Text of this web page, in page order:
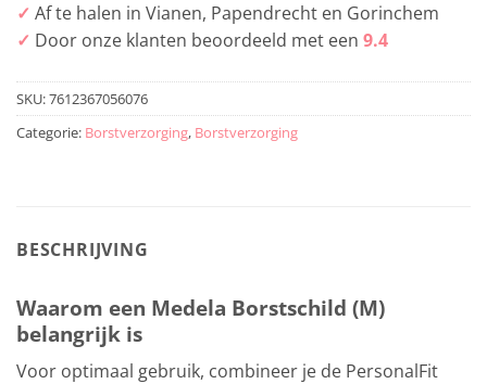
✓ Af te halen in Vianen, Papendrecht en Gorinchem
✓ Door onze klanten beoordeeld met een 9.4
SKU:7612367056076
Categorie: Borstverzorging, Borstverzorging
BESCHRIJVING
Waarom een Medela Borstschild (M)
belangrijk is
Voor optimaal gebruik, combineer je de PersonalFit